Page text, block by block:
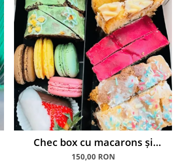
Chec box cu macarons și
căpșuni glasate în ciocolată
150,00 RON